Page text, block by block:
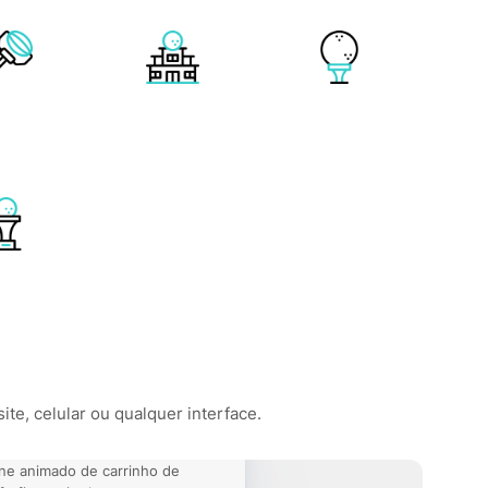
celular ou qualquer interface.
animado de carrinho de